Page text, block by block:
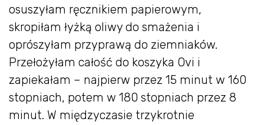
osuszyłam ręcznikiem papierowym,
skropiłam łyżką oliwy do smażenia i
oprószyłam przyprawą do ziemniaków.
Przełożyłam całość do koszyka Ovi i
zapiekałam – najpierw przez 15 minut w 160
stopniach, potem w 180 stopniach przez 8
minut. W międzyczasie trzykrotnie